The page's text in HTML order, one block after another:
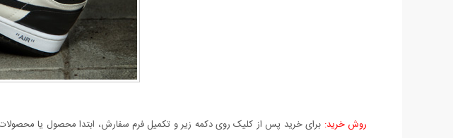
روش خرید: برای خرید پس از کلیک روی دکمه زیر و تکمیل فرم سفارش، ابتدا محصول یا